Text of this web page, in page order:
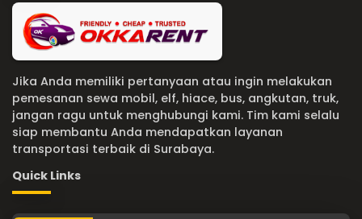
Jika Anda memiliki pertanyaan atau ingin melakukan
pemesanan sewa mobil, elf, hiace, bus, angkutan, truk,
jangan ragu untuk menghubungi kami. Tim kami selalu
siap membantu Anda mendapatkan layanan
transportasi terbaik di Surabaya.
Quick Links